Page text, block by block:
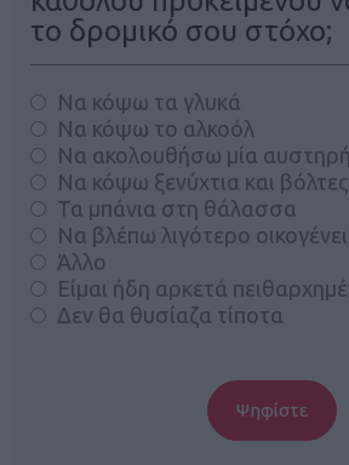
το δρομικό σου στόχο;
Να κόψω τα γλυκά
Να κόψω το αλκοόλ
Να ακολουθήσω μία
Να κόψω ξενύχτια και βόλτες
Τα μπάνια στη θάλασσα
Να βλέπω λιγότερο
Άλλο
Είμαι ήδη αρκετά
Δεν θα θυσίαζα τίποτα